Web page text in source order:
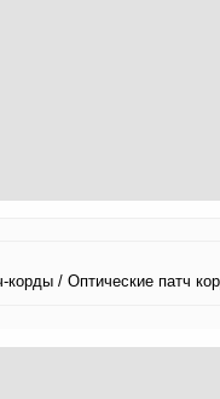
корды / Оптические патч